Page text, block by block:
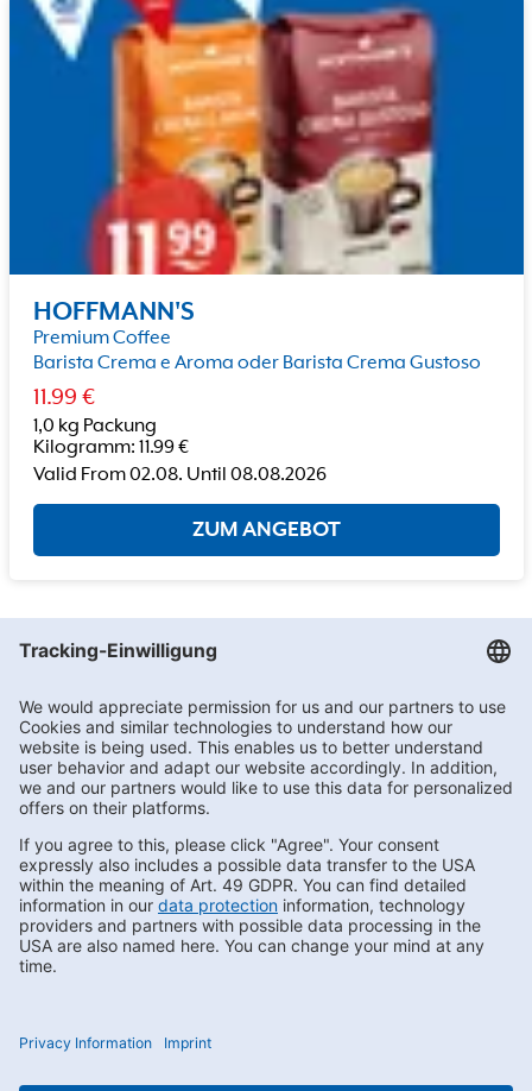
HOFFMANN'S
Premium Coffee
Barista Crema e Aroma oder Barista Crema Gustoso
11.99 €
1,0 kg Packung
Kilogramm: 11.99€
Valid From02.08. Until 08.08.2026
ZUM ANGEBOT
Preußische Str. 113
Subscribe to Newsletter